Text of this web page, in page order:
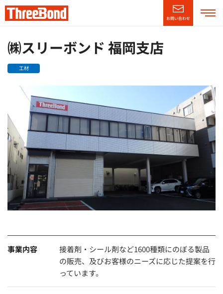
お問い合わせ
企業情報
製品情報
技術・サポート情報
CSR情報
ニュースリリース
採用情報
（別窓で開く）
English
㈱スリーボンド 福岡支店
工材
事業内容
接着剤・シール剤など1600種類にのぼる製品
の販売、及びお客様のニーズに応じた提案を行
っています。